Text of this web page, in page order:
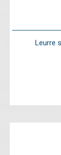
Leurre